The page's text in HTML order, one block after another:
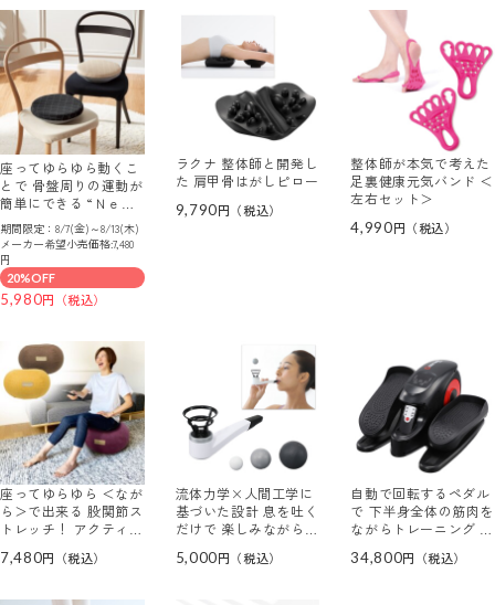
座ってゆらゆら動くこ
とで 骨盤周りの運動が
簡単にできる “Ｎｅｗ
ｍｅｅ ローリングクッ
ション”
期間限定：8/7(金)～8/13(木)
メーカー希望小売価格:7,480
円
20%OFF
5,980
ラクナ 整体師と開発し
た 肩甲骨はがしピロー
9,790
整体師が本気で考えた
足裏健康元気バンド ＜
左右セット＞
4,990
座ってゆらゆら ＜なが
ら＞で出来る 股関節ス
トレッチ！ アクティバ
プフ
7,480
流体力学×人間工学に
基づいた設計 息を吐く
だけで 楽しみながら続
5,000
自動で回転するペダル
で 下半身全体の筋肉を
ながらトレーニング 電
トレックＭＸ
34,800